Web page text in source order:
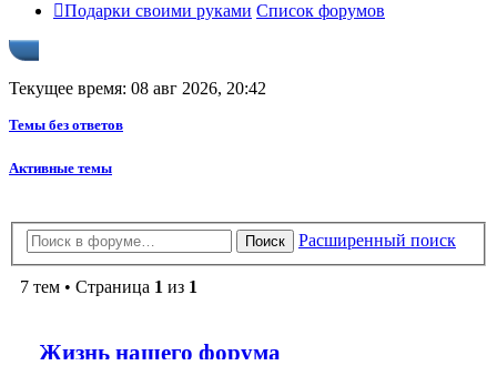
Подарки своими руками Список форумов
Текущее время: 08 авг 2026, 20:42
Темы без ответов
Активные темы
Поиск Расширенный поиск
7 тем • Страница 1 из 1
Жизнь нашего форума